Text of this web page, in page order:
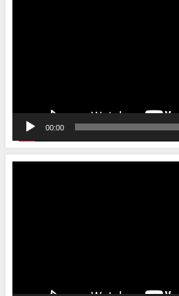
00:00